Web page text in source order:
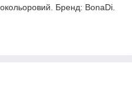
Бренд: BonaDi.